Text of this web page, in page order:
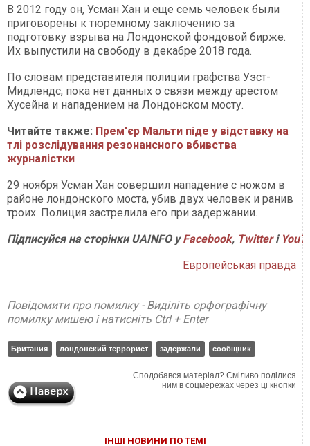
В 2012 году он, Усман Хан и еще семь человек были
приговорены к тюремному заключению за
подготовку взрыва на Лондонской фондовой бирже.
Их выпустили на свободу в декабре 2018 года.
По словам представителя полиции графства Уэст-
Мидлендс, пока нет данных о связи между арестом
Хусейна и нападением на Лондонском мосту.
Читайте также: Прем'єр Мальти піде у відставку на
тлі розслідування резонансного вбивства
журналістки
29 ноября Усман Хан совершил нападение с ножом в
районе лондонского моста, убив двух человек и ранив
троих. Полиция застрелила его при задержании.
Підписуйся на сторінки UAINFO уFacebook, Twitter і Y
Европейськая правда
Повідомити про помилку - Виділіть орфографічну
помилку мишею і натисніть Ctrl + Enter
Британия лондонский террорист задержали сообщник
Сподобався матеріал? Сміливо поділися
ним в соцмережах через ці кнопки
ІНШІ НОВИНИ ПО ТЕМІ